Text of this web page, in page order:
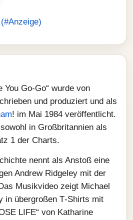
You Go-Go“ wurde von
und produziert und als
! im Mai 1984 veröffentlicht.
in Großbritannien als
1 der Charts.
nennt als Anstoß eine
Andrew Ridgeley mit der
Musikvideo zeigt Michael
in übergroßen T‑Shirts mit
LIFE“ von Katharine